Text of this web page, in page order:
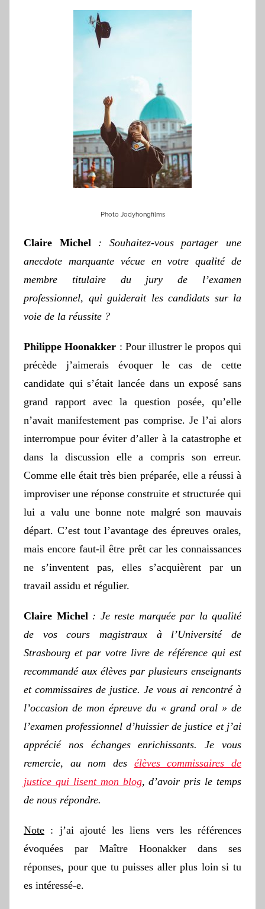
Photo Jodyhongfilms
Claire Michel:
Souhaitez-vous partager une
anecdote marquante vécue en votre qualité de
membre titulaire du jury de l’examen
professionnel, qui guiderait les candidats sur la
voie de la réussite ?
Philippe Hoonakker : Pour illustrer le propos qui
précède j’aimerais évoquer le cas de cette
candidate qui s’était lancée dans un exposé sans
grand rapport avec la question posée, qu’elle
n’avait manifestement pas comprise. Je l’ai alors
interrompue pour éviter d’aller à la catastrophe et
dans la discussion elle a compris son erreur.
Comme elle était très bien préparée, elle a réussi à
improviser une réponse construite et structurée qui
lui a valu une bonne note malgré son mauvais
départ. C’est tout l’avantage des épreuves orales,
mais encore faut-il être prêt car les connaissances
ne s’inventent pas, elles s’acquièrent par un
travail assidu et régulier.
Claire Michel: Je reste marquée par la qualité
de vos cours magistraux à l’Université de
Strasbourg et par votre livre de référence qui est
recommandé aux élèves par plusieurs enseignants
et commissaires de justice. Je vous ai rencontré à
l’occasion de mon épreuve du « grand oral » de
l’examen professionnel d’huissier de justice et j’ai
apprécié nos échanges enrichissants. Je vous
remercie, au nom des élèves commissaires de
justice qui lisent mon blog, d’avoir pris le temps
de nous répondre.
Note : j’ai ajouté les liens vers les références
évoquées par Maître Hoonakker dans ses
réponses, pour que tu puisses aller plus loin si tu
es intéressé-e.